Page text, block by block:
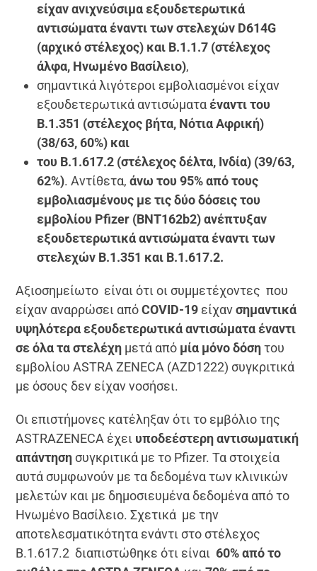
είχαν ανιχνεύσιμα εξουδετερωτικά
αντισώματα έναντι των στελεχών D614G
(αρχικό στέλεχος) και Β.1.1.7 (στέλεχος
άλφα, Ηνωμένο Βασίλειο),
σημαντικά λιγότεροι εμβολιασμένοι είχαν
εξουδετερωτικά αντισώματα έναντι του
Β.1.351 (στέλεχος βήτα, Νότια Αφρική)
(38/63, 60%) και
του Β.1.617.2 (στέλεχος δέλτα, Ινδία) (39/63,
62%). Αντίθετα,άνω του 95% από τους
εμβολιασμένους με τις δύο δόσεις του
εμβολίου Pfizer (BNT162b2) ανέπτυξαν
εξουδετερωτικά αντισώματα έναντι των
στελεχών Β.1.351 και Β.1.617.2.
Αξιοσημείωτο είναι ότι οι συμμετέχοντες που
είχαν αναρρώσει απόCOVID-19 είχανσημαντικά
υψηλότερα εξουδετερωτικά αντισώματα έναντι
σε όλα τα στελέχη μετά από μία μόνο δόσητου
εμβολίου ASTRA ZENECA (AZD1222) συγκριτικά
με όσους δεν είχαν νοσήσει.
Οι επιστήμονες κατέληξαν ότι το εμβόλιο της
ASTRAZENECA έχει υποδεέστερη αντισωματική
απάντηση συγκριτικά με το Pfizer. Τα στοιχεία
αυτά συμφωνούν με τα δεδομένα των κλινικών
μελετών και με δημοσιευμένα δεδομένα από το
Ηνωμένο Βασίλειο. Σχετικά με την
αποτελεσματικότητα ενάντι στο στέλεχος
B.1.617.2 διαπιστώθηκε ότι είναι60% από το